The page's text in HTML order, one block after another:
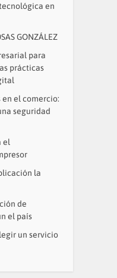
en
GONZÁLEZ
para
prácticas
el comercio:
seguridad
el
la
de
el país
un servicio